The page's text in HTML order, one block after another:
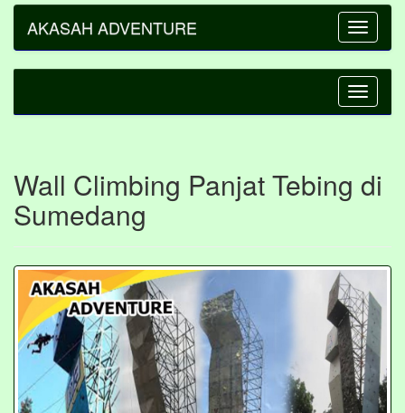
Toggle
AKASAH ADVENTURE
Toggle
Wall Climbing Panjat Tebing di
Sumedang